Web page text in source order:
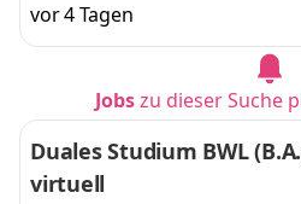
vor 4 Tagen
Jobszu dieser Suche
Duales Studium BWL
virtuell